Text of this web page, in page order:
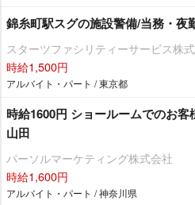
錦糸町駅スグの施設警備/当務・夜
スターツファシリティーサービス株
時給1,500円
アルバイト・パート / 東京都
時給1600円 ショールームでのお
山田
パーソルマーケティング株式会社
時給1,600円
アルバイト・パート / 神奈川県